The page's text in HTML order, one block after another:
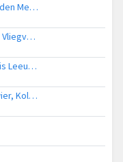
Ambulancehelikopter naar Leeuwarden Medical Center Heliport
Ambulancehelikopter naar Ameland Vliegveld Ballum
Ambulancehelikopter naar Vliegbasis Leeuwarden
Ambulancehelikopter naar Offingawier, Kolmarslân